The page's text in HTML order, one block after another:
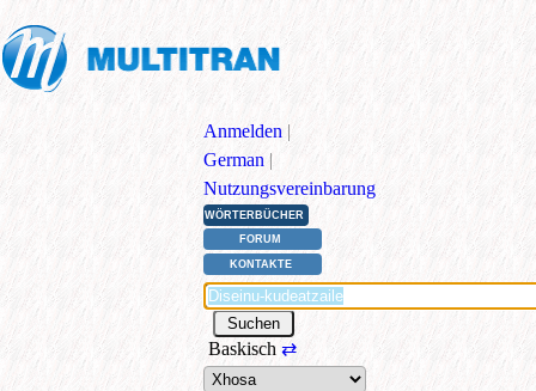
Anmelden |
German |
Nutzungsvereinbarung
WÖRTERBÜCHER
FORUM
KONTAKTE
Baskisch ⇄